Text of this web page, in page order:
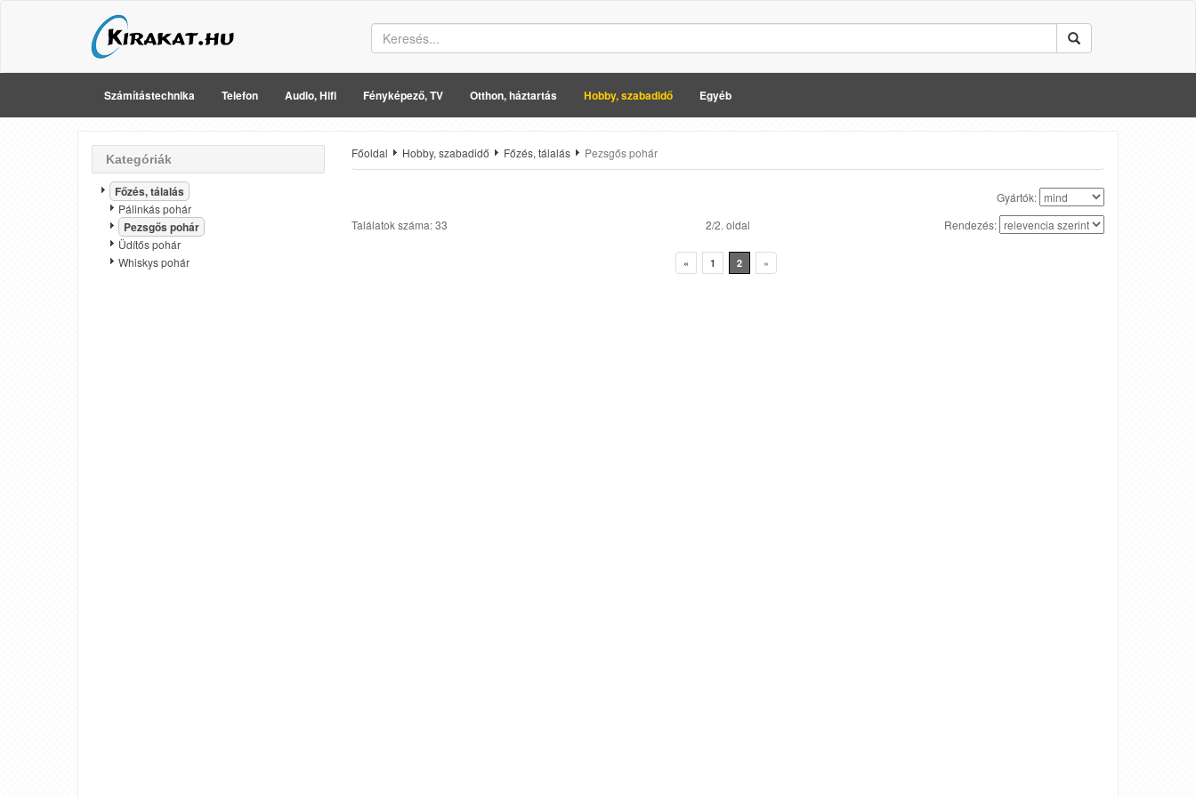
Számítástechnika Telefon Audio, Hifi Fényképező, TV Otthon, háztartás Hobby, szabadidő Egyéb
Kategóriák
Főzés, tálalás
Pálinkás pohár
Pezsgős pohár
Üdítős pohár
Whiskys pohár
Főoldal Hobby, szabadidő Főzés, tálalás Pezsgős pohár
Gyártók:
Találatok száma: 33
2/2. oldal Rendezés:
« 1 2 »